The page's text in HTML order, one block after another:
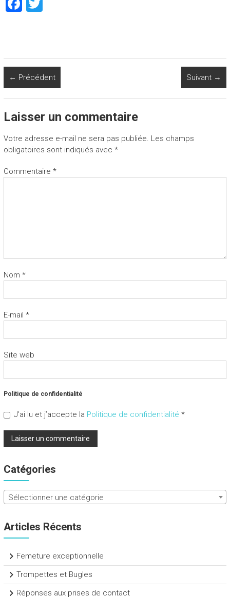
o
ok
← Précédent Suivant →
Laisser un commentaire
Votre adresse e-mail ne sera pas publiée. Les champs
obligatoires sont indiqués avec *
Commentaire *
Nom *
E-mail *
Site web
Politique de confidentialité
J’ai lu et j’accepte la Politique de confidentialité *
Catégories
Sélectionner une catégorie
Articles Récents
Femeture exceptionnelle
Trompettes et Bugles
Réponses aux prises de contact